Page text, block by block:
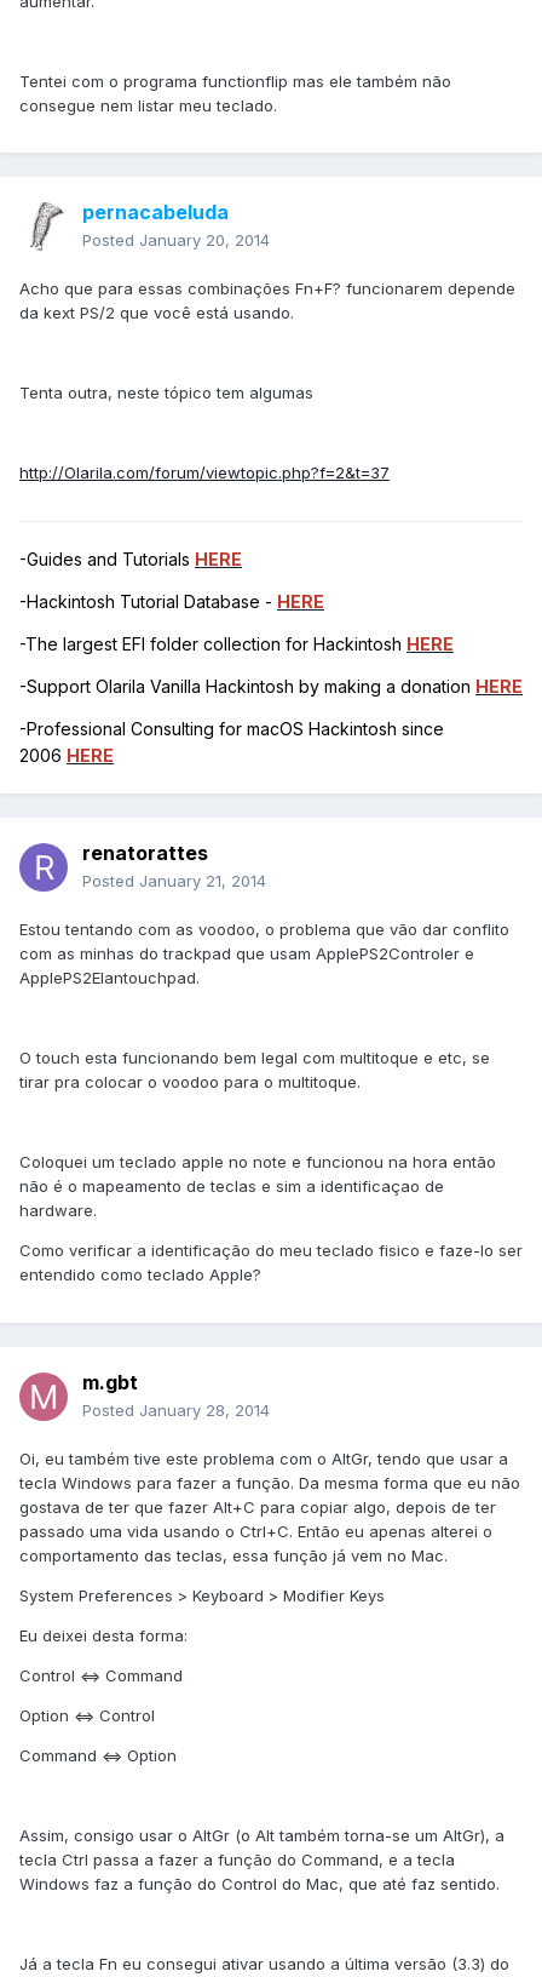
Tentei com o programa functionflip mas ele também não
consegue nem listar meu teclado.
pernacabeluda
Posted January 20, 2014
Acho que para essas combinações Fn+F? funcionarem depende
da kext PS/2 que você está usando.
Tenta outra, neste tópico tem algumas
http://Olarila.com/forum/viewtopic.php?f=2&t=37
-Guides and Tutorials HERE
-Hackintosh Tutorial Database - HERE
-The largest EFI folder collection for Hackintosh HERE
-Support Olarila Vanilla Hackintosh by making a donation HERE
-Professional Consulting for macOS Hackintosh since
2006 HERE
renatorattes
Posted January 21, 2014
Estou tentando com as voodoo, o problema que vão dar conflito
com as minhas do trackpad que usam ApplePS2Controler e
ApplePS2Elantouchpad.
O touch esta funcionando bem legal com multitoque e etc, se
tirar pra colocar o voodoo para o multitoque.
Coloquei um teclado apple no note e funcionou na hora então
não é o mapeamento de teclas e sim a identificaçao de
hardware.
Como verificar a identificação do meu teclado fisico e faze-lo ser
entendido como teclado Apple?
m.gbt
Posted January 28, 2014
Oi, eu também tive este problema com o AltGr, tendo que usar a
tecla Windows para fazer a função. Da mesma forma que eu não
gostava de ter que fazer Alt+C para copiar algo, depois de ter
passado uma vida usando o Ctrl+C. Então eu apenas alterei o
comportamento das teclas, essa função já vem no Mac.
System Preferences > Keyboard > Modifier Keys
Eu deixei desta forma:
Control <=> Command
Option <=> Control
Command <=> Option
Assim, consigo usar o AltGr (o Alt também torna-se um AltGr), a
tecla Ctrl passa a fazer a função do Command, e a tecla
Windows faz a função do Control do Mac, que até faz sentido.
Já a tecla Fn eu consegui ativar usando a última versão (3.3) do